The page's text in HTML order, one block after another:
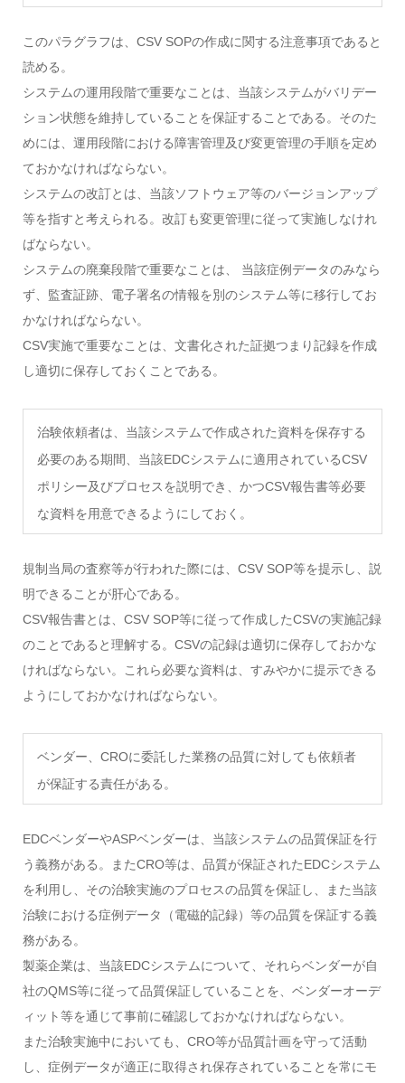
このパラグラフは、CSV SOPの作成に関する注意事項であると
読める。
システムの運用段階で重要なことは、当該システムがバリデー
ション状態を維持していることを保証することである。そのた
めには、運用段階における障害管理及び変更管理の手順を定め
ておかなければならない。
システムの改訂とは、当該ソフトウェア等のバージョンアップ
等を指すと考えられる。改訂も変更管理に従って実施しなけれ
ばならない。
システムの廃棄段階で重要なことは、 当該症例データのみなら
ず、監査証跡、電子署名の情報を別のシステム等に移行してお
かなければならない。
CSV実施で重要なことは、文書化された証拠つまり記録を作成
し適切に保存しておくことである。
治験依頼者は、当該システムで作成された資料を保存する
必要のある期間、当該EDCシステムに適用されているCSV
ポリシー及びプロセスを説明でき、かつCSV報告書等必要
な資料を用意できるようにしておく。
規制当局の査察等が行われた際には、CSV SOP等を提示し、説
明できることが肝心である。
CSV報告書とは、CSV SOP等に従って作成したCSVの実施記録
のことであると理解する。CSVの記録は適切に保存しておかな
ければならない。これら必要な資料は、すみやかに提示できる
ようにしておかなければならない。
ベンダー、CROに委託した業務の品質に対しても依頼者
が保証する責任がある。
EDCベンダーやASPベンダーは、当該システムの品質保証を行
う義務がある。またCRO等は、品質が保証されたEDCシステム
を利用し、その治験実施のプロセスの品質を保証し、また当該
治験における症例データ（電磁的記録）等の品質を保証する義
務がある。
製薬企業は、当該EDCシステムについて、それらベンダーが自
社のQMS等に従って品質保証していることを、ベンダーオーデ
ィット等を通じて事前に確認しておかなければならない。
また治験実施中においても、CRO等が品質計画を守って活動
し、症例データが適正に取得され保存されていることを常にモ